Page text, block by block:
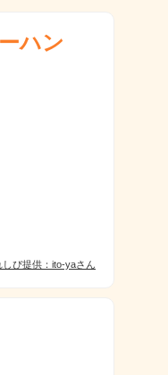
ハン
しぴ提供：ito-yaさん